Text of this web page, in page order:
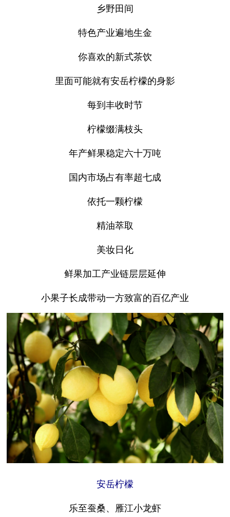
乡野田间
特色产业遍地生金
你喜欢的新式茶饮
里面可能就有安岳柠檬的身影
每到丰收时节
柠檬缀满枝头
年产鲜果稳定六十万吨
国内市场占有率超七成
依托一颗柠檬
精油萃取
美妆日化
鲜果加工产业链层层延伸
小果子长成带动一方致富的百亿产业
安岳柠檬
乐至蚕桑、雁江小龙虾